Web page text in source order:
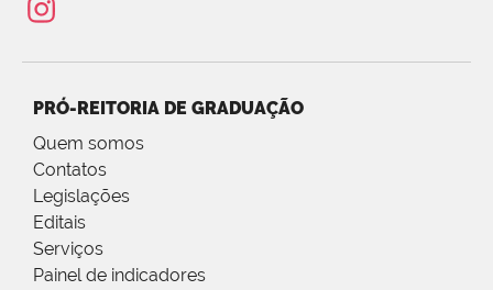
PRÓ-REITORIA DE GRADUAÇÃO
Quem somos
Contatos
Legislações
Editais
Serviços
Painel de indicadores